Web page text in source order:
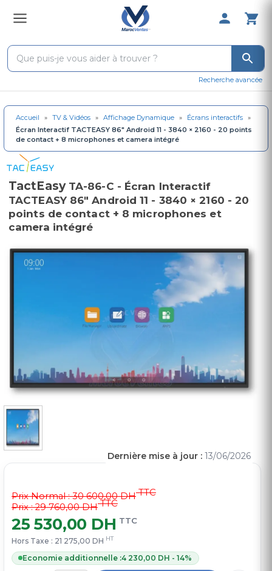
0 Produit
Recherche avancée
Accueil » TV & Vidéos » Affichage Dynamique » Écrans interactifs »
Écran Interactif TACTEASY 86" Android 11 - 3840 × 2160 - 20 points
de contact + 8 microphones et camera intégré
TactEasy TA-86-C - Écran Interactif
TACTEASY 86" Android 11 - 3840 × 2160 - 20
points de contact + 8 microphones et
camera intégré
Prix Normal :30 600,00 DHTTC
Prix : 29 760,00 DHTTC
25 530,00 DH TTC
Hors Taxe : 21 275,00 DH HT
Economie additionnelle :4 230,00 DH - 14%
Dernière mise à jour : 13/06/2026